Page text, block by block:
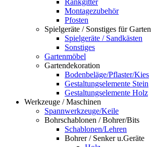
Rankgitter
Montagezubehör
Pfosten
Spielgeräte / Sonstiges für Garten
Spielgeräte / Sandkästen
Sonstiges
Gartenmöbel
Gartendekoration
Bodenbeläge/Pflaster/Kies
Gestaltungselemente Stein
Gestaltungselemente Holz
Werkzeuge / Maschinen
Spannwerkzeuge/Keile
Bohrschablonen / Bohrer/Bits
Schablonen/Lehren
Bohrer / Senker u.Geräte